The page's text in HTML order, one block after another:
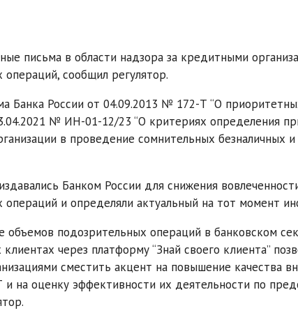
письма в области надзора за кредитными
сообщил регулятор.
Банка России от 04.09.2013 № 172-Т “О
№ ИН-01-12/23 “О критериях определения
в проведение сомнительных безналичных и
Банком России для снижения
и определяли актуальный на тот момент
объемов подозрительных операций в банковском
через платформу “Знай своего клиента”
сместить акцент на повышение качества
на оценку эффективности их деятельности по